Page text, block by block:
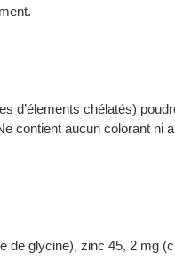
chélatés)
contient aucun colorant ni
glycine), zinc 45, 2 mg